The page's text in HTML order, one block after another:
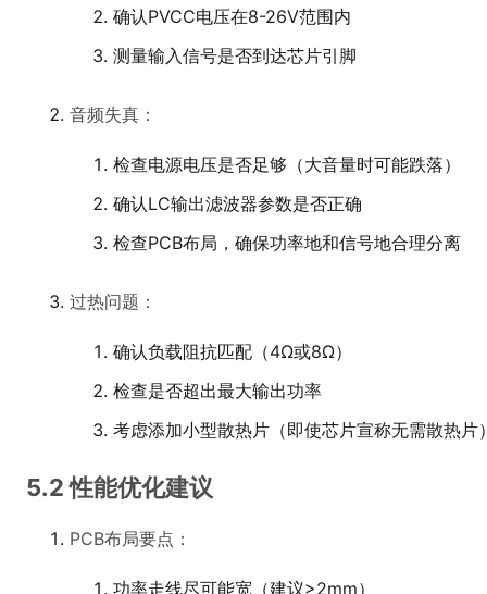
确认PVCC电压在8-26V范围内
测量输入信号是否到达芯片引脚
音频失真：
检查电源电压是否足够（大音量时可能跌落）
确认LC输出滤波器参数是否正确
检查PCB布局，确保功率地和信号地合理分离
过热问题：
确认负载阻抗匹配（4Ω或8Ω）
检查是否超出最大输出功率
考虑添加小型散热片（即使芯片宣称无需散热片
5.2 性能优化建议
PCB布局要点：
功率走线尽可能宽（建议>2mm）